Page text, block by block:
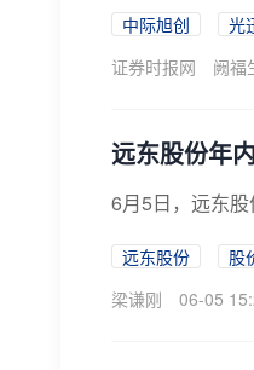
中际旭创 光
证券时报网
阙福
远东股份年
6月5日，远东
远东股份 股
梁谦刚
06-05